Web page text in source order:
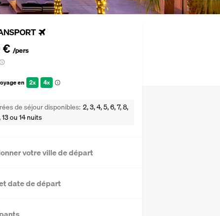
€ /pers
en 2x 4x
de séjour disponibles 2, 3, 4, 5, 6, 7, 8,
13 ou 14 nuits
votre ville de départ
date de départ